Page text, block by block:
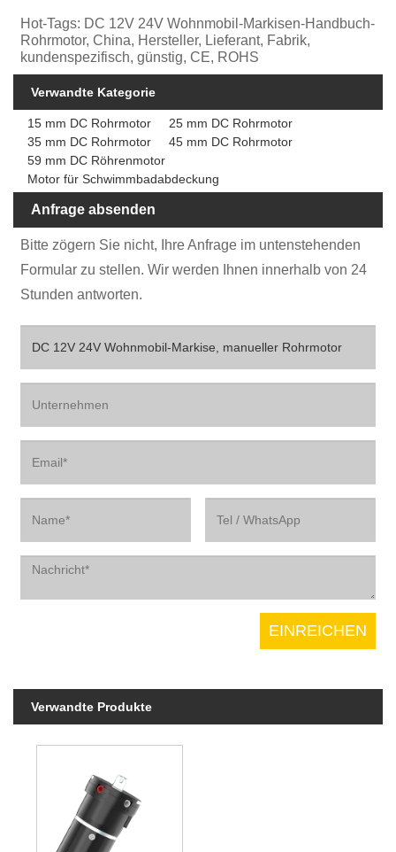
Hot-Tags: DC 12V 24V Wohnmobil-Markisen-Handbuch-
Rohrmotor, China, Hersteller, Lieferant, Fabrik,
kundenspezifisch, günstig, CE, ROHS
Verwandte Kategorie
15 mm DC Rohrmotor
25 mm DC Rohrmotor
35 mm DC Rohrmotor
45 mm DC Rohrmotor
59 mm DC Röhrenmotor
Motor für Schwimmbadabdeckung
Anfrage absenden
Bitte zögern Sie nicht, Ihre Anfrage im untenstehenden
Formular zu stellen. Wir werden Ihnen innerhalb von 24
Stunden antworten.
Verwandte Produkte